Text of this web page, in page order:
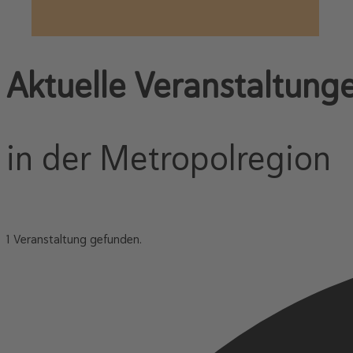
Aktuelle
in der Metropolregion
1 Veranstaltung gefunden.